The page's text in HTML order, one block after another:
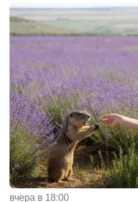
вчера в 18:00